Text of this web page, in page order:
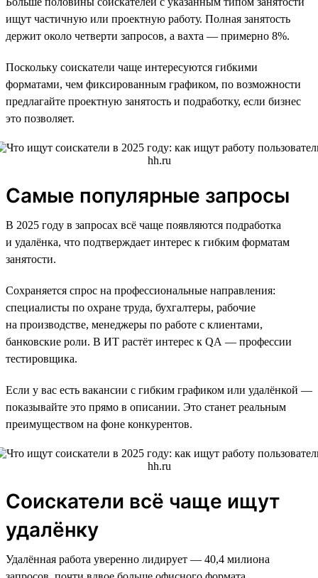
ищут частичную или проектную работу. Полная занятость
держит около четверти запросов, а вахта — примерно 8%.
Поскольку соискатели чаще интересуются гибкими
форматами, чем фиксированным графиком, по возможности
предлагайте проектную занятость и подработку, если бизнес
это позволяет.
Самые популярные запросы
В 2025 году в запросах всё чаще появляются подработка
и удалёнка, что подтверждает интерес к гибким форматам
занятости.
Сохраняется спрос на профессиональные направления:
специалисты по охране труда, бухгалтеры, рабочие
на производстве, менеджеры по работе с клиентами,
банковские роли. В ИТ растёт интерес к QA — профессии
тестировщика.
Если у вас есть вакансии с гибким графиком или удалёнкой —
показывайте это прямо в описании. Это станет реальным
преимуществом на фоне конкурентов.
Соискатели всё чаще ищут
удалёнку
Удалённая работа уверенно лидирует — 40,4 милиона